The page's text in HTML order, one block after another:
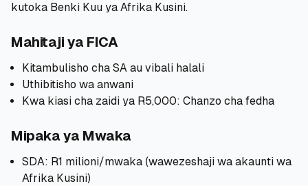
kutoka Benki Kuu ya Afrika Kusini.
Mahitaji ya FICA
Kitambulisho cha SA au vibali halali
Uthibitisho wa anwani
Kwa kiasi cha zaidi ya R5,000: Chanzo cha fedha
Mipaka ya Mwaka
SDA: R1 milioni/mwaka (wawezeshaji wa akaunti wa
Afrika Kusini)